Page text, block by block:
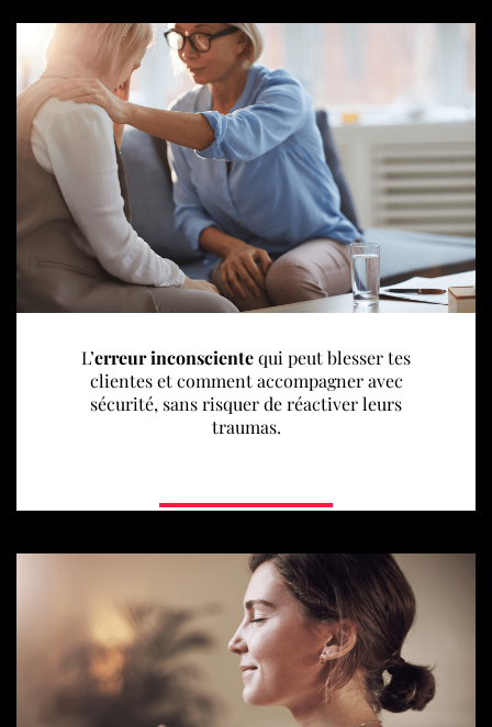
L’erreur inconscientequi peut blesser tes
clientes et comment accompagner avec
sécurité, sans risquer de réactiver leurs
traumas.